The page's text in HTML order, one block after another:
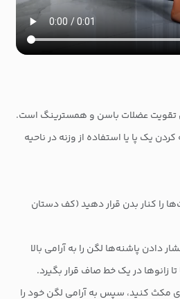
تقویت عضلات باسن و همسترینگ است.
یک پا یا استفاده از وزنه در ناحیه
را کنار بدن قرار دهید (کف دستان
دادن پاشنه‌ها لگن را به آرامی بالا
تا زانوها در یک خط صاف قرار بگیرد.
مکث کنید، سپس به آرامی لگن خود را